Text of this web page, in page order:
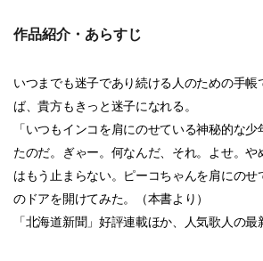
作品紹介・あらすじ
いつまでも迷子であり続ける人のための手帳
ば、貴方もきっと迷子になれる。
「いつもインコを肩にのせている神秘的な少
たのだ。ぎゃー。何なんだ、それ。よせ。や
はもう止まらない。ピーコちゃんを肩にのせ
のドアを開けてみた。（本書より）
「北海道新聞」好評連載ほか、人気歌人の最